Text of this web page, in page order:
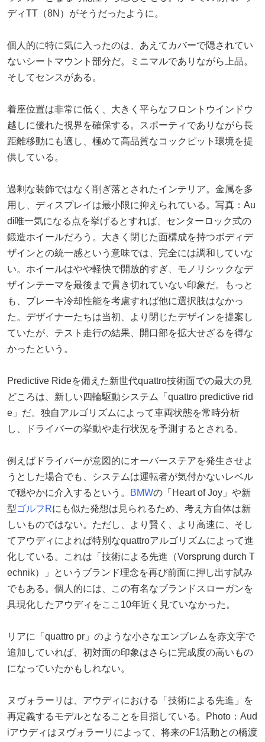
ディTT（8N）がそうだったように。
個人的に特に気に入ったのは、あえてカバーで隠されてい
ないシートマウント部分だ。ミニマルでありながら上品。
そしてセンスがある。
着座位置は非常に低く、大きく平らなフロントウインドウ
越しに優れた視界を確保する。スポーティでありながら長
距離移動にも適し、極めて高品質なコックピット環境を提
供している。
過剰な装飾ではなく削ぎ落とされたインテリア。金属を多
用し、ディスプレイは最小限に抑えられている。写真：Au
di唯一気になる点を挙げるとすれば、センターロック式の
鍛造ホイールだろう。大きく閉じた面構成を持つボディデ
ザインとの統一感という意味では、完全には調和していな
い。ホイールはやや軽快で開放的すぎ、モノリシックなデ
ザインテーマを最後まで貫き切れていない印象だ。もっと
も、ブレーキ冷却性能を考慮すれば他に選択肢はなかっ
た。デザイナーたちは当初、より閉じたデザインを提案し
ていたが、テスト走行の結果、開口部を拡大せざるを得な
かったという。
Predictive Rideを備えた新世代quattro技術面での最大の見
どころは、新しい四輪駆動システム「quattro predictive rid
e」だ。独自アルゴリズムによって車両状態を常時分析
し、ドライバーの挙動や走行状況を予測するとされる。
例えばドライバーが意図的にオーバーステアを発生させよ
うとした場合でも、システムは運転者が気付かないレベル
で穏やかに介入するという。
BMWの「Heart of Joy」や新
型ゴルフRにも似た発想は見られるため、考え方自体は新
しいものではない。ただし、より賢く、より高速に、そし
てアウディによれば特別なquattroアルゴリズムによって進
化している。これは「技術による先進（Vorsprung durch T
echnik）」というブランド理念を再び前面に押し出す試み
でもある。個人的には、この有名なブランドスローガンを
具現化したアウディをここ10年近く見ていなかった。
リアに「quattro pr」のような小さなエンブレムを赤文字で
追加していれば、初対面の印象はさらに完成度の高いもの
になっていたかもしれない。
ヌヴォラーリは、アウディにおける「技術による先進」を
再定義するモデルとなることを目指している。Photo：Aud
iアウディはヌヴォラーリによって、将来のF1活動との橋渡